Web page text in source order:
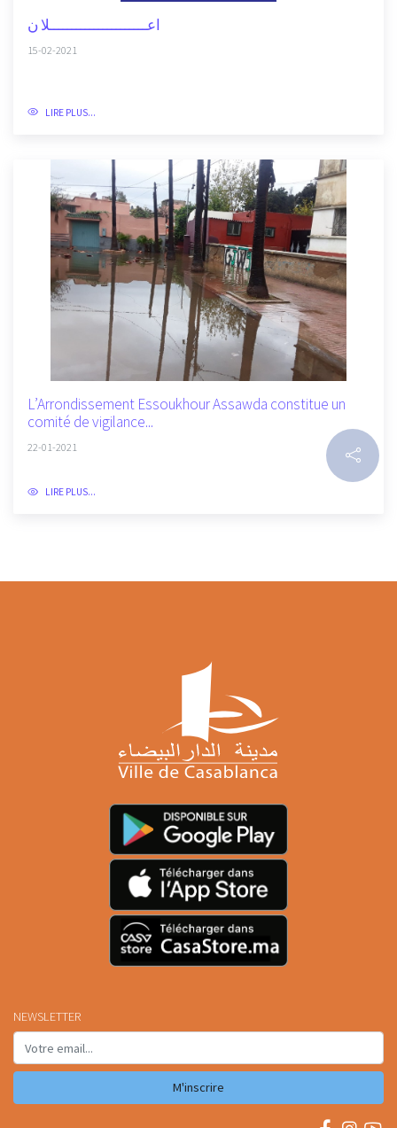
اعــــــــــــــــــــــلا ن
15-02-2021
LIRE PLUS...
L’Arrondissement Essoukhour Assawda constitue un
comité de vigilance...
22-01-2021
LIRE PLUS...
NEWSLETTER
M'inscrire